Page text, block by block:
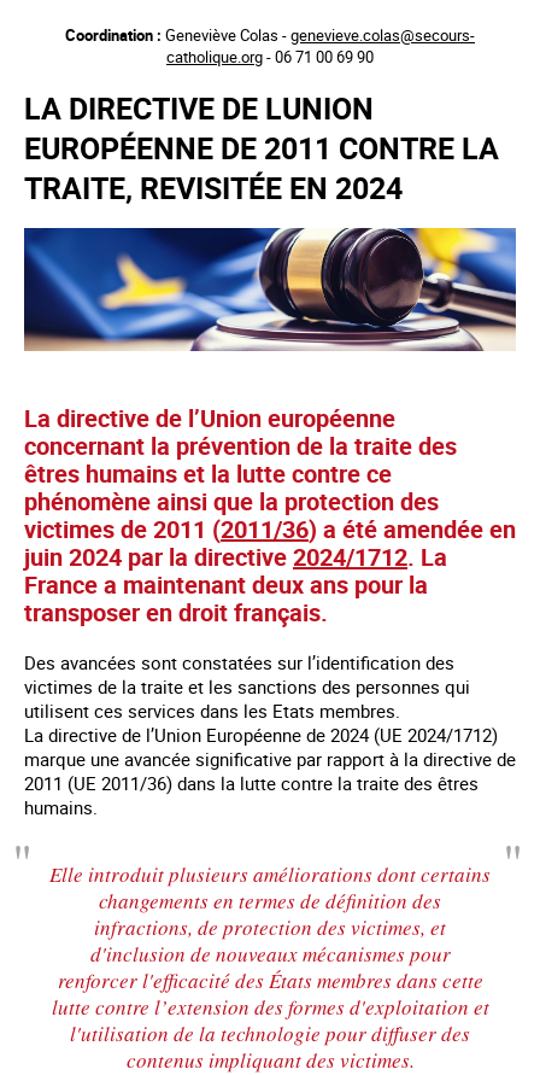
principal
Coordination : Geneviève Colas -genevieve.colas@secours-
catholique.org- 06 71 00 69 90
LA DIRECTIVE DE LUNION
EUROPÉENNE DE 2011 CONTRE LA
TRAITE, REVISITÉE EN 2024
La directive de l’Union européenne
concernant la prévention de la traite des
êtres humains et la lutte contre ce
phénomène ainsi que la protection des
victimes de 2011 (2011/36) a été amendée en
juin 2024 par la directive2024/1712. La
France a maintenant deux ans pour la
transposer en droit français.
Des avancées sont constatées sur l’identification des
victimes de la traite et les sanctions des personnes qui
utilisent ces services dans les Etats membres.
La directive de l’Union Européenne de 2024 (UE 2024/1712)
marque une avancée significative par rapport à la directive de
2011 (UE 2011/36) dans la lutte contre la traite des êtres
humains.
Elle introduit plusieurs améliorations dont certains
changements en termes de définition des
infractions, de protection des victimes, et
d'inclusion de nouveaux mécanismes pour
renforcer l'efficacité des États membres dans cette
lutte contre l’extension des formes d'exploitation et
l'utilisation de la technologie pour diffuser des
contenus impliquant des victimes.